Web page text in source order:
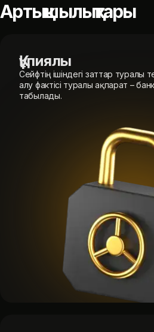
Артықшылықтары
Құпиялы
Сейфтің ішіндегі заттар туралы
алу фактісі туралы ақпарат –
табылады.